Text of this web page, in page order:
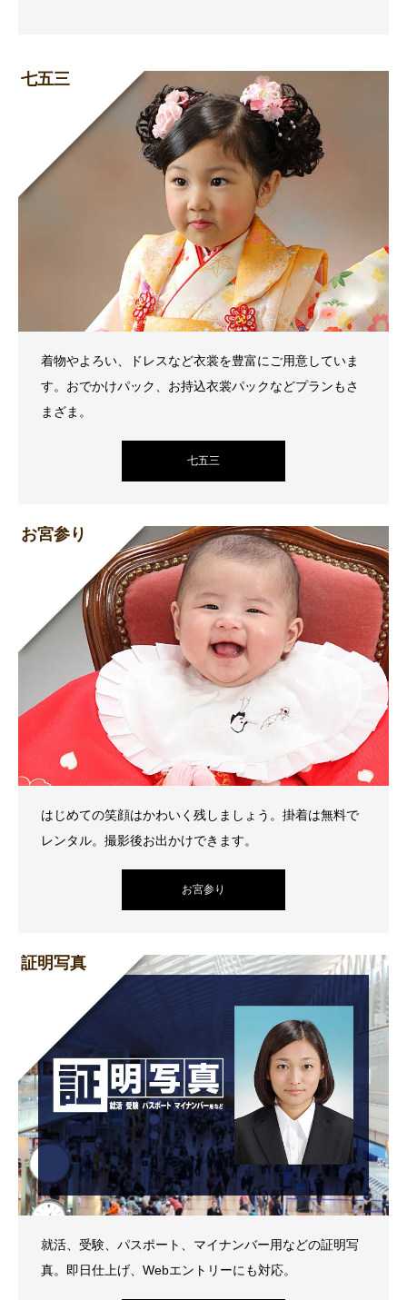
七五三
着物やよろい、ドレスなど衣裳を豊富にご用意していま
す。おでかけパック、お持込衣裳パックなどプランもさ
まざま。
七五三
お宮参り
はじめての笑顔はかわいく残しましょう。掛着は無料で
レンタル。撮影後お出かけできます。
お宮参り
証明写真
就活、受験、パスポート、マイナンバー用などの証明写
真。即日仕上げ、Webエントリーにも対応。